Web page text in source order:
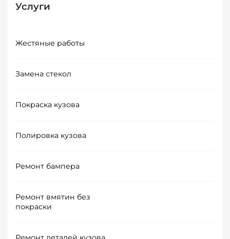
Услуги
Жестяные работы
Замена стекол
Покраска кузова
Полировка кузова
Ремонт бампера
Ремонт вмятин без
покраски